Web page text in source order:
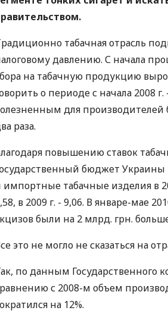
табачная отрасль
давлению. С начала
на табачную продукцию
о периоде с начала 2008
для производителей
раза.
повышению ставок
бюджет
импортные табачные изделия в
в 2009 г. - 9,06. В январе-мае
были на 2 млрд. грн.
это не могло не сказаться на
по данным Государственного
с 2008-м объем
на 12%.